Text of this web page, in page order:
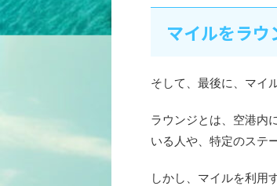
マイルをラ
そして、最後に、マイ
ラウンジとは、空港内
いる人や、特定のステ
しかし、マイルを利用